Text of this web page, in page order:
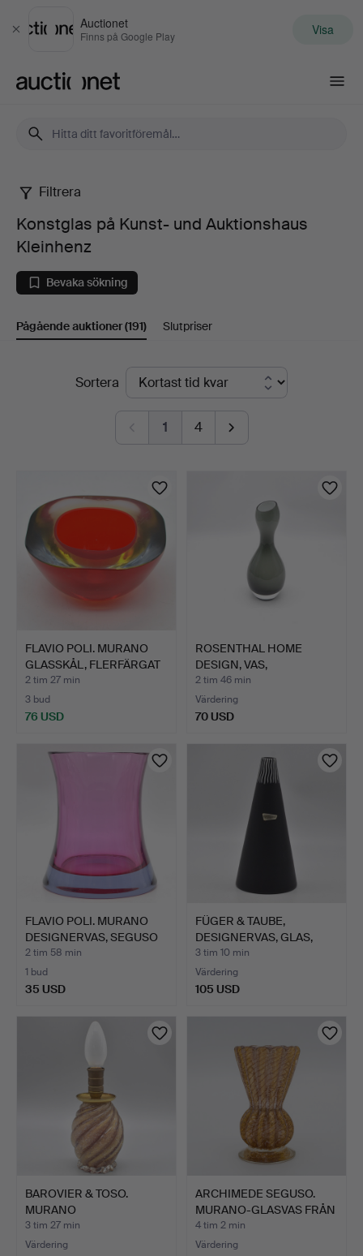
Stäng
Auctionet
Finns på Google Play Visa
Konstglas
på
Kunst-
und
Kleinhenz
Filtrera
Konstglas på Kunst- und Auktionshaus
Kleinhenz
Bevaka sökning
Pågående auktioner(191) Slutpriser
PågåendeSortera
1 4
FLAVIO POLI. MURANO
GLASSKÅL, FLERFÄRGAT
S…
2 tim 27 min
3 bud
76 USD
ROSENTHAL HOME
DESIGN, VAS,
"HOLLYWOOD", 1…
2 tim 46 min
Värdering
70 USD
FLAVIO POLI. MURANO
DESIGNERVAS, SEGUSO
VE…
2 tim 58 min
1 bud
35 USD
FÜGER & TAUBE,
DESIGNERVAS, GLAS,
SVART-VI…
3 tim 10 min
Värdering
105 USD
BAROVIER & TOSO.
MURANO
DESIGNERLAMPA, STU…
3 tim 27 min
Värdering
ARCHIMEDE SEGUSO.
MURANO-GLASVAS FRÅN
BARO…
4 tim 2 min
Värdering